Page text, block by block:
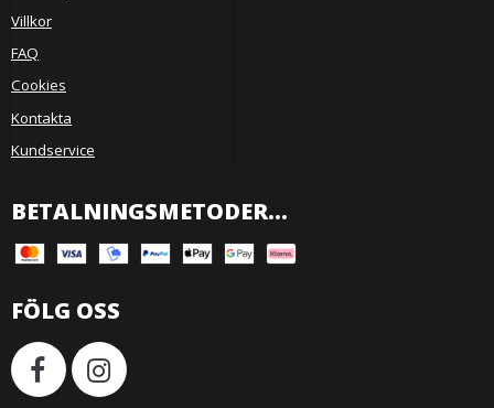
Villkor
FAQ
Cookies
Kontakta
Kundservice
BETALNINGSMETODER...
FÖLG OSS